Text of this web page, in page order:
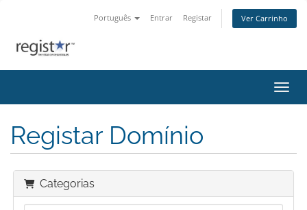
Português Entrar Registar Ver Carrinho
Registar Domínio
Categorias